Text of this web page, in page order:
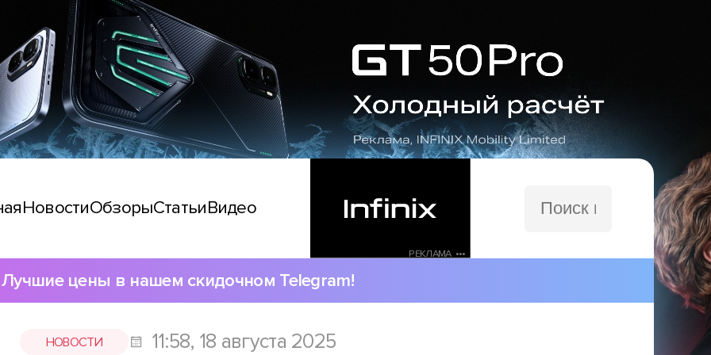
НовостиОбзорыСтатьиВидео
РЕКЛАМА •••
сайту
Лучшие цены в нашем скидочном Telegram!
НОВОСТИ 11:58, 18 августа 2025